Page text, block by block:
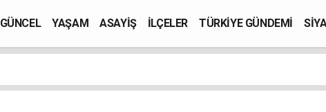
GÜNCEL YAŞAM ASAYİŞ İLÇELER TÜRKİYE GÜNDEMİ